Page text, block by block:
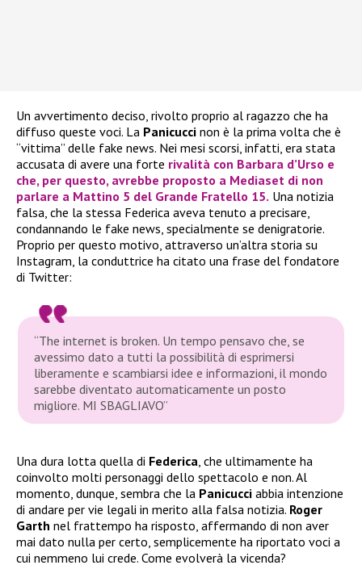
Un avvertimento deciso, rivolto proprio al ragazzo che ha
diffuso queste voci. La Panicucci non è la prima volta che è
“vittima” delle fake news. Nei mesi scorsi, infatti, era stata
accusata di avere una forte rivalità con Barbara d’Urso e
che, per questo, avrebbe proposto a Mediaset di non
parlare a Mattino 5 del Grande Fratello 15. Una notizia
falsa, che la stessa Federica aveva tenuto a precisare,
condannando le fake news, specialmente se denigratorie.
Proprio per questo motivo, attraverso un’altra storia su
Instagram, la conduttrice ha citato una frase del fondatore
di Twitter:
“The internet is broken. Un tempo pensavo che, se
avessimo dato a tutti la possibilità di esprimersi
liberamente e scambiarsi idee e informazioni, il mondo
sarebbe diventato automaticamente un posto
migliore. MI SBAGLIAVO”
Una dura lotta quella di Federica, che ultimamente ha
coinvolto molti personaggi dello spettacolo e non. Al
momento, dunque, sembra che la Panicucci abbia intenzione
di andare per vie legali in merito alla falsa notizia. Roger
Garth nel frattempo ha risposto, affermando di non aver
mai dato nulla per certo, semplicemente ha riportato voci a
cui nemmeno lui crede. Come evolverà la vicenda?